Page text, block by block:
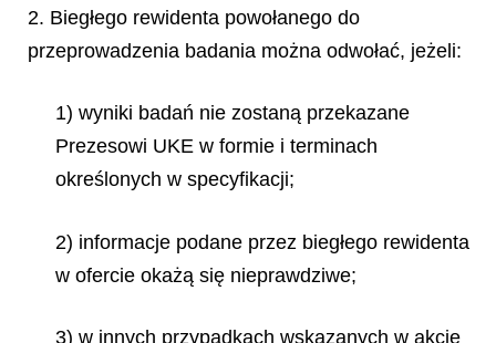
2. Biegłego rewidenta powołanego do
przeprowadzenia badania można odwołać, jeżeli:
1) wyniki badań nie zostaną przekazane
Prezesowi UKE w formie i terminach
określonych w specyfikacji;
2) informacje podane przez biegłego rewidenta
w ofercie okażą się nieprawdziwe;
3) w innych przypadkach wskazanych w akcie